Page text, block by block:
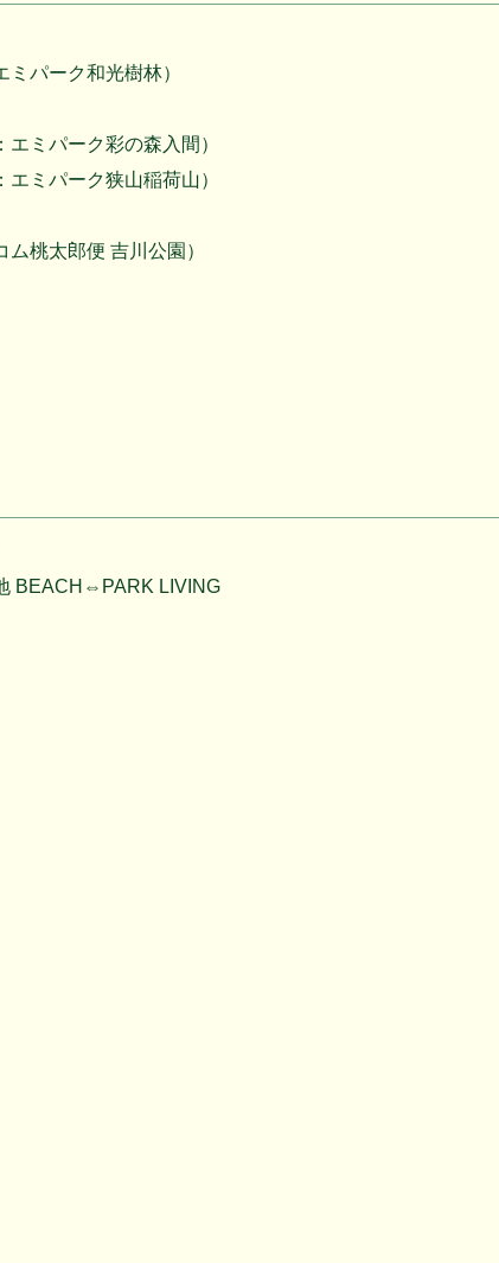
パーク和光樹林）
ミパーク彩の森入間）
ミパーク狭山稲荷山）
桃太郎便 吉川公園）
BEACH⇔PARK LIVING